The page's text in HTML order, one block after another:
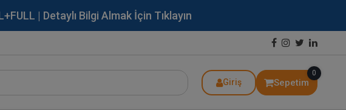
| Detaylı Bilgi Almak İçin Tıklayın
Giriş Sepetim
0